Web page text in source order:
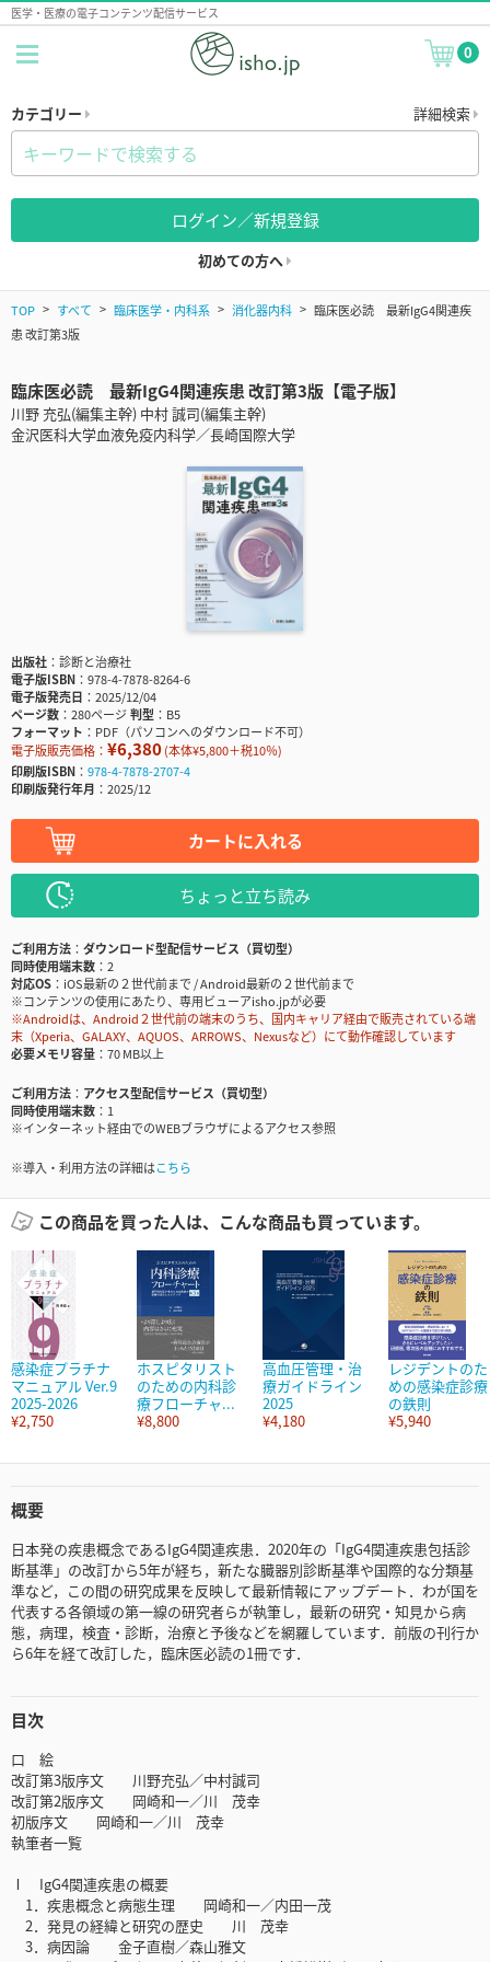
医学・医療の電子コンテンツ配信サービス
0
カテゴリー 詳細検索
ログイン／新規登録
初めての方へ
TOP すべて 臨床医学・内科系 消化器内科
臨床医必読 最新IgG4関連疾
患 改訂第3版
臨床医必読 最新IgG4関連疾患 改訂第3版【電子版】
川野 充弘(編集主幹) 中村 誠司(編集主幹)
金沢医科大学血液免疫内科学／長崎国際大学
出版社
診断と治療社
電子版ISBN
978-4-7878-8264-6
電子版発売日
2025/12/04
ページ数
280ページ判型
B5
フォーマット
PDF（パソコンへのダウンロード不可）
電子版販売価格： ¥6,380(本体¥5,800＋税10％)
印刷版ISBN
978-4-7878-2707-4
印刷版発行年月
2025/12
カートに入れる
ちょっと立ち読み
ご利用方法
ダウンロード型配信サービス（買切型）
同時使用端末数
2
対応OS
iOS最新の２世代前まで / Android最新の２世代前まで
※コンテンツの使用にあたり、専用ビューアisho.jpが必要
※Androidは、Android２世代前の端末のうち、国内キャリア経由で販売されている端
末（Xperia、GALAXY、AQUOS、ARROWS、Nexusなど）にて動作確認しています
必要メモリ容量
70 MB以上
ご利用方法
アクセス型配信サービス（買切型）
同時使用端末数
1
※インターネット経由でのWEBブラウザによるアクセス参照
※導入・利用方法の詳細はこちら
この商品を買った人は、こんな商品も買っています。
感染症プラチナ
マニュアル Ver.9
2025-2026
¥2,750
ホスピタリスト
のための内科診
療フローチャ...
¥8,800
高血圧管理・治
療ガイドライン
2025
¥4,180
レジデントのた
めの感染症診療
の鉄則
¥5,940
概要
日本発の疾患概念であるIgG4関連疾患．2020年の「IgG4関連疾患包括診
断基準」の改訂から5年が経ち，新たな臓器別診断基準や国際的な分類基
準など，この間の研究成果を反映して最新情報にアップデート．わが国を
代表する各領域の第一線の研究者らが執筆し，最新の研究・知見から病
態，病理，検査・診断，治療と予後などを網羅しています．前版の刊行か
ら6年を経て改訂した，臨床医必読の1冊です．
目次
口 絵
改訂第3版序文 川野充弘／中村誠司
改訂第2版序文 岡崎和一／川 茂幸
初版序文 岡崎和一／川 茂幸
執筆者一覧
Ⅰ IgG4関連疾患の概要
1．疾患概念と病態生理 岡崎和一／内田一茂
2．発見の経緯と研究の歴史 川 茂幸
3．病因論 金子直樹／森山雅文